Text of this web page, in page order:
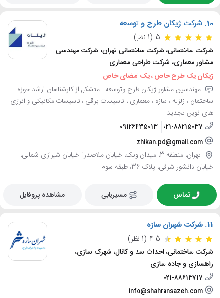
10. شرکت ژیکان طرح و توسعه
5 (1 نظر)
شرکت ساختمانی، شرکت ساختمانی تهران، شرکت مهندسی
مشاور معماری، شرکت طراحی معماری
ژیکان یک طرح خاص ، یک امضای خاص
مهندسین مشاور ژیکان طرح وتوسعه : متشکل از کارشناسان ارشد حوزه
ساختمان ، زلزله ، سازه ، معماری ، تاسیسات برقی ، تاسیسات مکانیکی و انرژی
های نوین تجدید ...
021-88215037
09126435013
zhikan.pd@gmail.com
تهران، منطقه 3، میدان ونک، خیابان ملاصدرا، خیابان شیرازی شمالی،
خیابان دانشور شرقی، پلاک 36، طبقه سوم
تماس مسیریابی مشاهده پروفایل
11. شرکت شهران سازه
4.5 (1 نظر)
شرکت ساختمانی، احداث سد و کانال، شهرک سازی،
راهسازی و جاده سازی
021-88613717
info@shahransazeh.com